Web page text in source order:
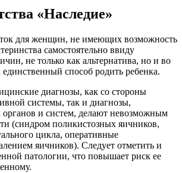
«Наследие»
для женщин, не имеющих возможность
самостоятельно ввиду
не только как альтернатива, но и во
способ родить ребенка.
диагнозы, как со стороны
системы, так и диагнозы,
органов и систем, делают невозможным
(синдром поликистозных яичников,
цикла, оперативные
яичников). Следует отметить и
патологии, что повышает риск ее